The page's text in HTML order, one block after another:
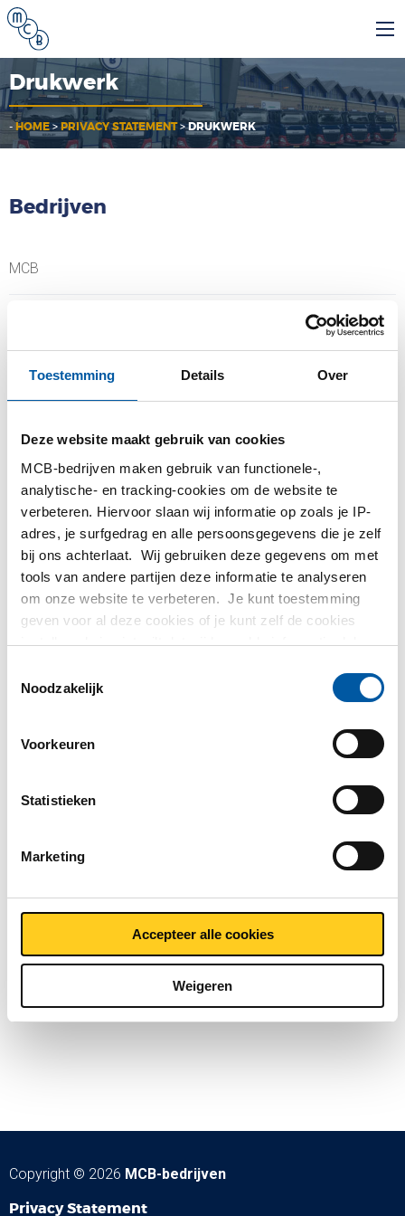
Toestemming Details Over
Deze website maakt gebruik van cookies
MCB-bedrijven maken gebruik van functionele-,
analytische- en tracking-cookies om de website te
verbeteren. Hiervoor slaan wij informatie op zoals je IP-
adres, je surfgedrag en alle persoonsgegevens die je zelf
bij ons achterlaat. Wij gebruiken deze gegevens om met
tools van andere partijen deze informatie te analyseren
om onze website te verbeteren. Je kunt toestemming
geven voor al deze cookies of je kunt zelf de cookies
instellen als je niet wilt dat wij bepaalde informatie delen.
partijen waarmee wij samenwerken vind je in ons
Noodzakelijk
Voorkeuren
Statistieken
Marketing
Accepteer alle cookies
Weigeren
Drukwerk
-HOME> PRIVACY STATEMENT>DRUKWERK
Bedrijven
MCB
MCB Direct
Testas
TS Métaux
Copyright © 2026 MCB-bedrijven
Privacy Statement